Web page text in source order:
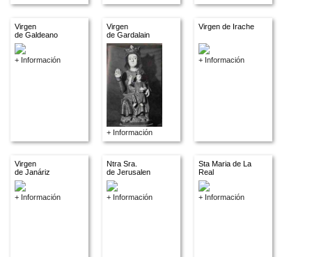
Virgen
de Galdeano
+ Información
Virgen
de Gardalain
+ Información
Virgen de Irache
+ Información
Virgen
de Janáriz
+ Información
Ntra Sra.
de Jerusalen
+ Información
Sta Maria de La
Real
+ Información